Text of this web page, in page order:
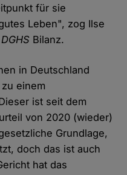
für sie
Leben", zog Ilse
DGHS Bilanz.
in Deutschland
einem
ist seit dem
von 2020 (wieder)
Grundlage,
doch das ist auch
hat das